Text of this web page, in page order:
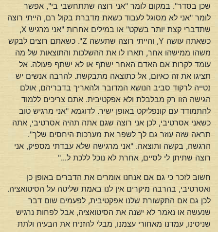
שכן בסדר". במקום לומר "אני רוצה שתתחשבי בי", אפשר
לומר "אני לא מסוגל לעבוד כשאת מדברת בקול רם, הייתי רוצה
שתדברי קצת יותר בשקט" או במילים אחרות "אני מרגיש X,
כשאתה עושה Y, והייתי רוצה שתעשה Z". כשאתם רוצים לבקש
משהו ממישהו אחר, תארו לו את ההשלכות והתוצאות של מה
עומד לקרות אם האדם האחר ישתף או לא ישתף פעולה. אל
תציגו את זה כאיום, אל כתוצאה מתבקשת. להרבה אנשים יש
נטייה לרקוד סביב הנושא המדובר ולהאריך בדבריהם, אולם
הגישה הזו רק מבלבלת ולא אפקטיבית. אתם צריכים ללמוד
להתמודד עם קונפליקט באופן ישיר. לדוגמא "אני מרגיש טוב
כשאני אסרטיבי, לכן אני רוצה שגם אתה תהיה אסרטיבי, אתה
תראה שזה עוזר גם לך לשפר את מערכות היחסים שלך".
הרגשה, בקשה ותוצאה. "אני מרגישה שלא עבדתי מספיק, אני
רוצה שתיתן לי לסיים, אחרת לא נוכל ללכת ל..."
חשוב לזכר כי גם אם אנחנו אומרים את הדברים באופן כן
ואסרטיבי, בהרבה מיקרים אין לנו באמת שליטה על הסיטואציה.
לכן גם אם התקשורת שלנו אפקטיבית, לפעמים שום דבר
שנעשה או נאמר לא ישנה את הסיטואציה, אבל לפחות נרגיש
שניסינו, עמדנו מאחורי עצמנו, מבלי להזניח את הבעיה ולתת